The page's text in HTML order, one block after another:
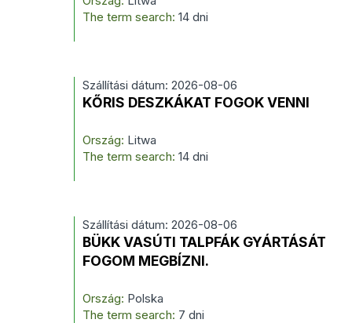
The term search:14 dni
Szállítási dátum: 2026-08-06
KŐRIS DESZKÁKAT FOGOK VENNI
Ország: Litwa
The term search:14 dni
Szállítási dátum: 2026-08-06
BÜKK VASÚTI TALPFÁK GYÁRTÁSÁT
FOGOM MEGBÍZNI.
Ország: Polska
The term search: 7 dni